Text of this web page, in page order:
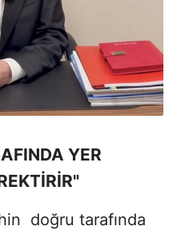
YER
doğru tarafında